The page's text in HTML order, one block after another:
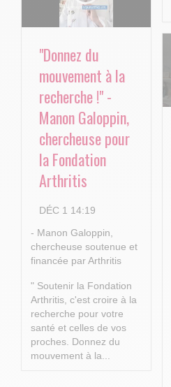
"Donnez du
mouvement à la
recherche !" -
Manon Galoppin,
chercheuse pour
la Fondation
Arthritis
DÉC 1 14:19
- Manon Galoppin,
chercheuse soutenue et
financée par Arthritis
" Soutenir la Fondation
Arthritis, c'est croire à la
recherche pour votre
santé et celles de vos
proches. Donnez du
mouvement à la...